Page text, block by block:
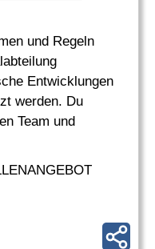
und Regeln
Entwicklungen
werden. Du
Team und